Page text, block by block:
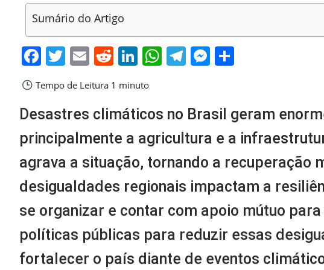
Sumário do Artigo
Facebook
Twitter
EmailReddit
LinkedIn
WhatsApp
Telegram
Messenger
Tempo de Leitura 1 minuto
Desastres climáticos no Brasil geram
principalmente a agricultura e a
agrava a situação, tornando a recuperação
desigualdades regionais impactam a
se organizar e contar com apoio mútuo
políticas públicas para reduzir essas
fortalecer o país diante de eventos